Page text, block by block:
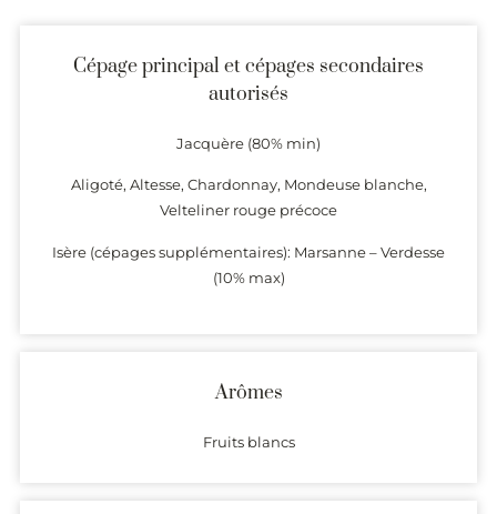
Cépage principal et cépages secondaires
autorisés
Jacquère (80% min)
Aligoté, Altesse, Chardonnay, Mondeuse blanche,
Velteliner rouge précoce
Isère (cépages supplémentaires): Marsanne – Verdesse
(10% max)
Arômes
Fruits blancs